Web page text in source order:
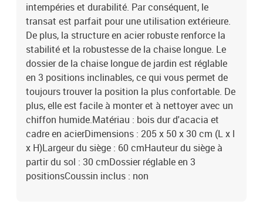
intempéries et durabilité. Par conséquent, le
transat est parfait pour une utilisation extérieure.
De plus, la structure en acier robuste renforce la
stabilité et la robustesse de la chaise longue. Le
dossier de la chaise longue de jardin est réglable
en 3 positions inclinables, ce qui vous permet de
toujours trouver la position la plus confortable. De
plus, elle est facile à monter et à nettoyer avec un
chiffon humide.Matériau : bois dur d'acacia et
cadre en acierDimensions : 205 x 50 x 30 cm (L x l
x H)Largeur du siège : 60 cmHauteur du siège à
partir du sol : 30 cmDossier réglable en 3
positionsCoussin inclus : non